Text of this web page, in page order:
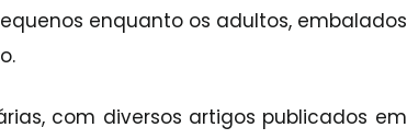
enquanto os adultos, embalados
com diversos artigos publicados em